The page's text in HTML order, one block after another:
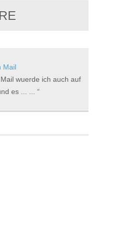
Mail
wuerde ich auch auf
es ... ...